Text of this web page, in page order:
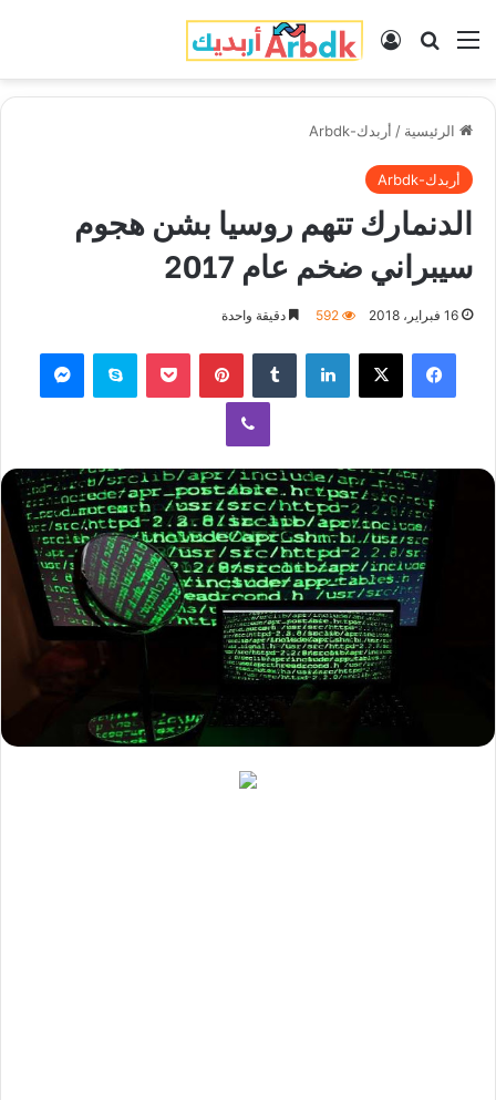
القائمة بحث عنتسجيل الدخول
الرئيسية / أربدك-Arbdk
أربدك-Arbdk
الدنمارك تتهم روسيا بشن هجوم
سيبراني ضخم عام 2017
16 فبراير، 2018 592 دقيقة واحدة
فيسبوك لينكدإن بينتيريست سكايب
ڤايبر